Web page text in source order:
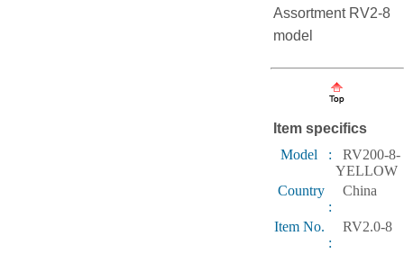
Assortment RV2-8
model
Item specifics
Model :
RV200-8-
YELLOW
Country
:
China
Item No.
:
RV2.0-8